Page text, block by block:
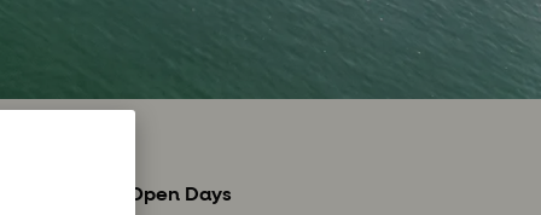
og Dufour Open Days